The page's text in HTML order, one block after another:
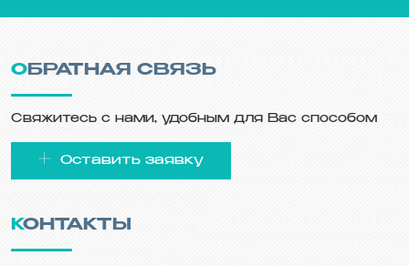
ОБРАТНАЯ СВЯЗЬ
Свяжитесь с нами, удобным для Вас способом
Оставить заявку
КОНТАКТЫ